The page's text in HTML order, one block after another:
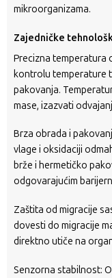
mikroorganizama.
Zajedničke
Precizna temperatura
kontrolu temperature
pakovanja.
mase, izazvati
Brza obrada i
vlage i oksidaciji
brže i hermetičko
odgovarajućim
Zaštita od migracije
dovesti do migracije
direktno utiče na
Senzorna stabilnost: